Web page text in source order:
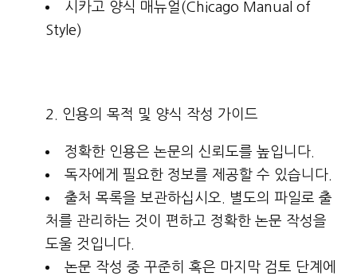
시카고 양식 매뉴얼(Chicago Manual of
Style)
인용의 목적 및 양식 작성 가이드
정확한 인용은 논문의 신뢰도를 높입니다.
독자에게 필요한 정보를 제공할 수 있습니다.
출처 목록을 보관하십시오. 별도의 파일로 출
처를 관리하는 것이 편하고 정확한 논문 작성을
도울 것입니다.
논문 작성 중 꾸준히 혹은 마지막 검토 단계에